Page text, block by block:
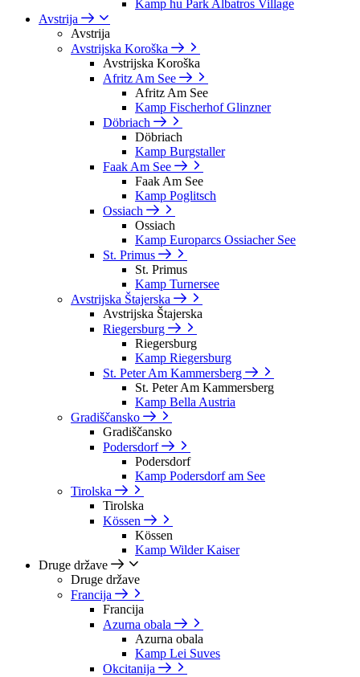
Kamp hu Park Albatros Village
Avstrija
Avstrija
Avstrijska Koroška
Avstrijska Koroška
Afritz Am See
Afritz Am See
Kamp Fischerhof Glinzner
Döbriach
Döbriach
Kamp Burgstaller
Faak Am See
Faak Am See
Kamp Poglitsch
Ossiach
Ossiach
Kamp Europarcs Ossiacher See
St. Primus
St. Primus
Kamp Turnersee
Avstrijska Štajerska
Avstrijska Štajerska
Riegersburg
Riegersburg
Kamp Riegersburg
St. Peter Am Kammersberg
St. Peter Am Kammersberg
Kamp Bella Austria
Gradiščansko
Gradiščansko
Podersdorf
Podersdorf
Kamp Podersdorf am See
Tirolska
Tirolska
Kössen
Kössen
Kamp Wilder Kaiser
Druge države
Druge države
Francija
Francija
Azurna obala
Azurna obala
Kamp Lei Suves
Okcitanija